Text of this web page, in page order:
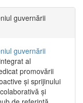
guvernării
guvernării
al
promovării
și sprijinului
și